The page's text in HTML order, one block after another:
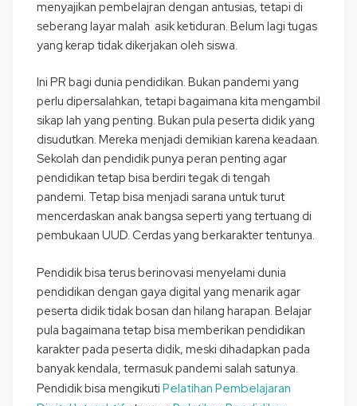
menyajikan pembelajran dengan antusias, tetapi di
seberang layar malah asik ketiduran. Belum lagi tugas
yang kerap tidak dikerjakan oleh siswa.
Ini PR bagi dunia pendidikan. Bukan pandemi yang
perlu dipersalahkan, tetapi bagaimana kita mengambil
sikap lah yang penting. Bukan pula peserta didik yang
disudutkan. Mereka menjadi demikian karena keadaan.
Sekolah dan pendidik punya peran penting agar
pendidikan tetap bisa berdiri tegak di tengah
pandemi. Tetap bisa menjadi sarana untuk turut
mencerdaskan anak bangsa seperti yang tertuang di
pembukaan UUD. Cerdas yang berkarakter tentunya.
Pendidik bisa terus berinovasi menyelami dunia
pendidikan dengan gaya digital yang menarik agar
peserta didik tidak bosan dan hilang harapan. Belajar
pula bagaimana tetap bisa memberikan pendidikan
karakter pada peserta didik, meski dihadapkan pada
banyak kendala, termasuk pandemi salah satunya.
Pendidik bisa mengikuti Pelatihan Pembelajaran